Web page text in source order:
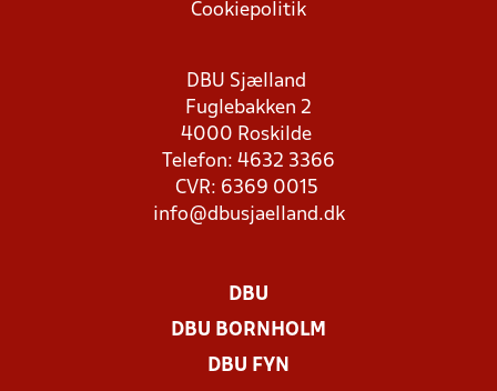
Cookiepolitik
DBU Sjælland
Fuglebakken 2
4000 Roskilde
Telefon: 4632 3366
CVR: 6369 0015
info@dbusjaelland.dk
DBU
DBU BORNHOLM
DBU FYN